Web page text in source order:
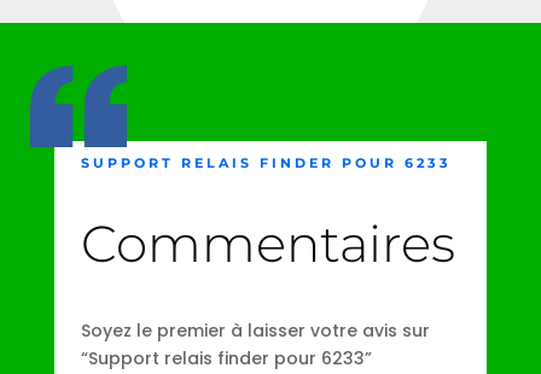
SUPPORT RELAIS FINDER POUR 6233
Commentaires
Soyez le premier à laisser votre avis sur
“Support relais finder pour 6233”